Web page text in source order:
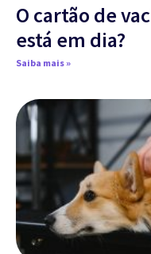
O cartão de
está em dia?
Saiba mais »